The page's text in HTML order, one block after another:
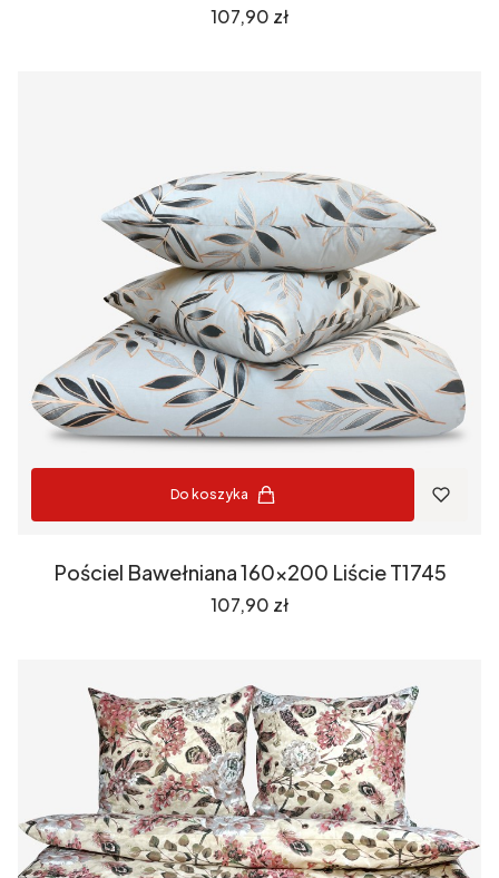
Cena
107,90 zł
Do koszyka
Pościel Bawełniana 160x200 Liście T1745
Cena
107,90 zł